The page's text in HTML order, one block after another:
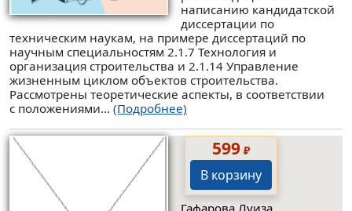
написанию кандидатской
диссертации по
техническим наукам, на примере диссертаций по
научным специальностям 2.1.7 Технология и
организация строительства и 2.1.14 Управление
жизненным циклом объектов строительства.
Рассмотрены теоретические аспекты, в соответствии
с положениями... (Подробнее)
599₽
В корзину
Гафарова Луиза